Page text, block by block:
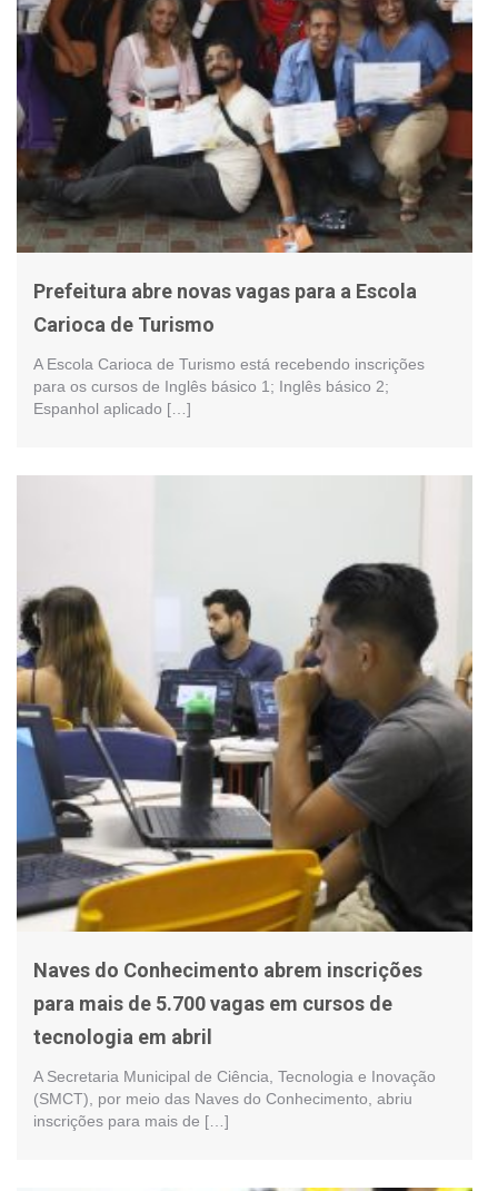
Prefeitura abre novas vagas para a Escola
Carioca de Turismo
A Escola Carioca de Turismo está recebendo inscrições
para os cursos de Inglês básico 1; Inglês básico 2;
Espanhol aplicado […]
Naves do Conhecimento abrem inscrições
para mais de 5.700 vagas em cursos de
tecnologia em abril
A Secretaria Municipal de Ciência, Tecnologia e Inovação
(SMCT), por meio das Naves do Conhecimento, abriu
inscrições para mais de […]